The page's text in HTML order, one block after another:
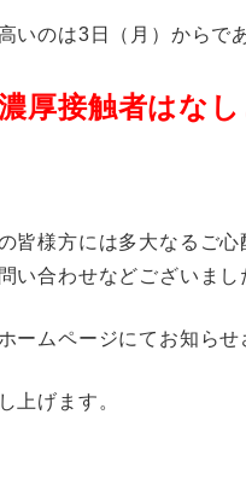
いのは3日（月）からで
厚接触者はなし
皆様方には多大なるご
い合わせなどございま
ームページにてお知らせ
上げます。